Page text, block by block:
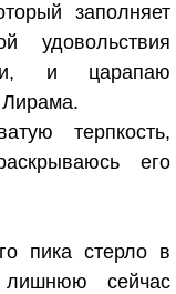
заполняет
и царапаю
терпкость,
его
пика стерло в
сейчас